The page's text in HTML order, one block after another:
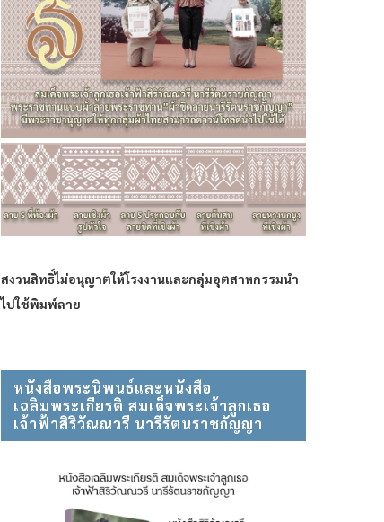
สงวนสิทธิ์ไม่อนุญาตให้โรงงานและกลุ่มอุตสาหกรรมนำ
ไปใช้พิมพ์ลาย
หนังสือพระนิพนธ์และหนังสือ
เฉลิมพระเกียรติ สมเด็จพระเจ้าลูกเธอ⠀
เจ้าฟ้าสิริวัณณวรี นารีรัตนราชกัญญา